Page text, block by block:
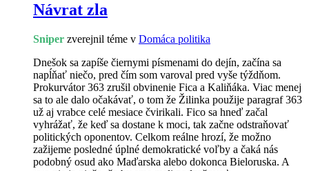
Návrat zla
Sniper zverejnil téme v Domáca politika
Dnešok sa zapíše čiernymi písmenami do dejín, začína sa
napĺňať niečo, pred čím som varoval pred vyše týždňom.
Prokurvátor 363 zrušil obvinenie Fica a Kaliňáka. Viac menej
sa to ale dalo očakávať, o tom že Žilinka použije paragraf 363
už aj vrabce celé mesiace čvirikali. Fico sa hneď začal
vyhrážať, že keď sa dostane k moci, tak začne odstraňovať
politických oponentov. Celkom reálne hrozí, že možno
zažijeme posledné úplné demokratické voľby a čaká nás
podobný osud ako Maďarska alebo dokonca Bieloruska. A